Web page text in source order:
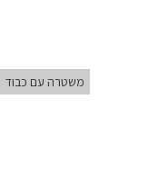
משטרה עם כבוד